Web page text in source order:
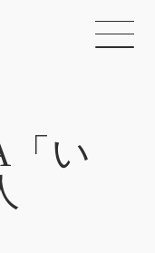
「い